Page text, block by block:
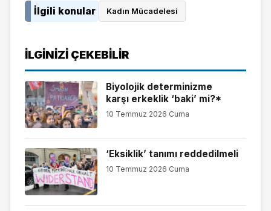
İlgili konular Kadın Mücadelesi
İLGINIZI ÇEKEBILIR
Biyolojik determinizme
karşı erkeklik ‘baki’ mi?*
10 Temmuz 2026 Cuma
‘Eksiklik’ tanımı reddedilmeli
10 Temmuz 2026 Cuma